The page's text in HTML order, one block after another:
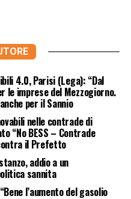
4.0, Parisi (Lega): “Dal
le imprese del Mezzogiorno.
per il Sannio
nelle contrade di
“No BESS – Contrade
il Prefetto
addio a un
sannita
l’aumento del gasolio